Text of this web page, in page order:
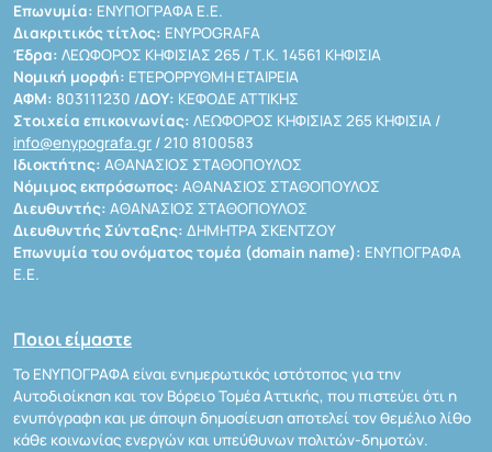
Επωνυμία: ΕΝΥΠΟΓΡΑΦΑ Ε.Ε.
Διακριτικός τίτλος: ENYPOGRAFA
Έδρα: ΛΕΩΦΟΡΟΣ ΚΗΦΙΣΙΑΣ 265 / Τ.Κ. 14561 ΚΗΦΙΣΙΑ
Νομική μορφή: ΕΤΕΡΟΡΡΥΘΜΗ ΕΤΑΙΡΕΙΑ
ΑΦΜ: 803111230 /ΔΟΥ: ΚΕΦΟΔΕ ΑΤΤΙΚΗΣ
Στοιχεία επικοινωνίας: ΛΕΩΦΟΡΟΣ ΚΗΦΙΣΙΑΣ 265 ΚΗΦΙΣΙΑ /
info@enypografa.gr / 210 8100583
Ιδιοκτήτης: ΑΘΑΝΑΣΙΟΣ ΣΤΑΘΟΠΟΥΛΟΣ
Νόμιμος εκπρόσωπος: ΑΘΑΝΑΣΙΟΣ ΣΤΑΘΟΠΟΥΛΟΣ
Διευθυντής: ΑΘΑΝΑΣΙΟΣ ΣΤΑΘΟΠΟΥΛΟΣ
Διευθυντής Σύνταξης: ΔΗΜΗΤΡΑ ΣΚΕΝΤΖΟΥ
Επωνυμία του ονόματος τομέα (domain name): ΕΝΥΠΟΓΡΑΦΑ
Ε.Ε.
Ποιοι είμαστε
Το ΕΝΥΠΟΓΡΑΦΑ είναι ενημερωτικός ιστότοπος για την
Αυτοδιοίκηση και τον Βόρειο Τομέα Αττικής, που πιστεύει ότι η
ενυπόγραφη και με άποψη δημοσίευση αποτελεί τον θεμέλιο λίθο
κάθε κοινωνίας ενεργών και υπεύθυνων πολιτών-δημοτών.